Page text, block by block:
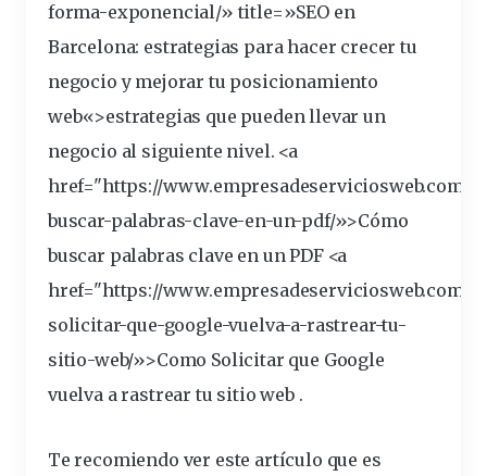
forma-exponencial/» title=»SEO en
Barcelona: estrategias para hacer crecer tu
negocio y mejorar tu posicionamiento
web«>estrategias que pueden llevar un
negocio al siguiente nivel. <a
href="https://www.empresadeserviciosweb.com/
buscar-palabras-clave-en-un-pdf/»>Cómo
buscar palabras clave en un PDF <a
href="https://www.empresadeserviciosweb.com/
solicitar-que-google-vuelva-a-rastrear-tu-
sitio-web/»>Como Solicitar que Google
vuelva a rastrear tu sitio web .
Te recomiendo ver este artículo que es